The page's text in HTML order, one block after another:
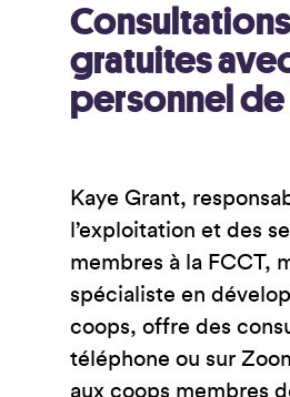
Consultations
gratuites
personnel de
Kaye Grant,
l’exploitation et des
membres à la FCCT,
spécialiste en
coops, offre des
téléphone ou sur
aux coops membres